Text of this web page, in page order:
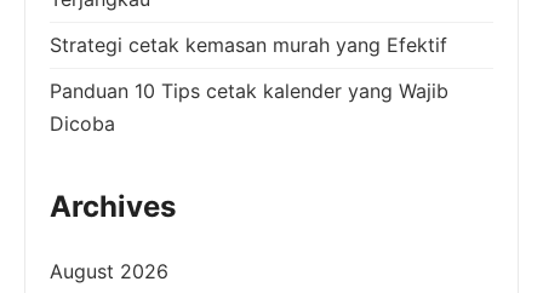
Strategi cetak kemasan murah yang Efektif
Panduan 10 Tips cetak kalender yang Wajib
Dicoba
Archives
August 2026